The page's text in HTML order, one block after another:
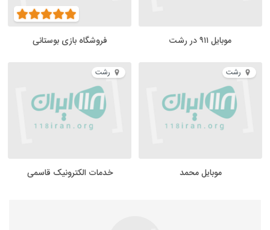
موبایل ۹۱۱ در رشت فروشگاه بازی بوستانی
رشت
موبایل محمد
رشت
خدمات الکترونیک قاسمی